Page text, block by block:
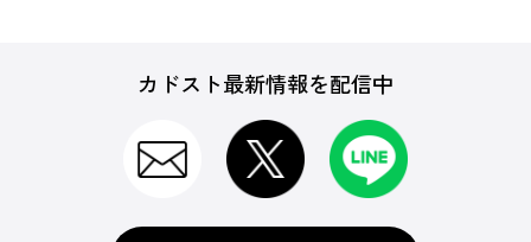
カドスト最新情報を配信中